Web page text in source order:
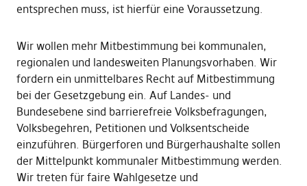
entsprechen muss, ist hierfür eine Voraussetzung.
Wir wollen mehr Mitbestimmung bei kommunalen,
regionalen und landesweiten Planungsvorhaben. Wir
fordern ein unmittelbares Recht auf Mitbestimmung
bei der Gesetzgebung ein. Auf Landes- und
Bundesebene sind barrierefreie Volksbefragungen,
Volksbegehren, Petitionen und Volksentscheide
einzuführen. Bürgerforen und Bürgerhaushalte sollen
der Mittelpunkt kommunaler Mitbestimmung werden.
Wir treten für faire Wahlgesetze und